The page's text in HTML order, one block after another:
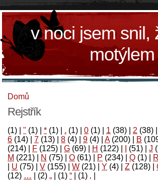
v noci jsem snil,
motýlem
Domů
Rejstřík
(1) " (1) * (1) . (1) 0 (1) 1 (38) 2 (38)
6 (14) 7 (13) 8 (4) 9 (4) A(200) B
(214)
F (125) G (69) H (122) (51) J
M (221) N (75) O (61) P (234) Q (1) R
U (75) V (155) W (21) Y (4) Z (128)
‚
(1)
“
(1)
„
(2)
…
(12)